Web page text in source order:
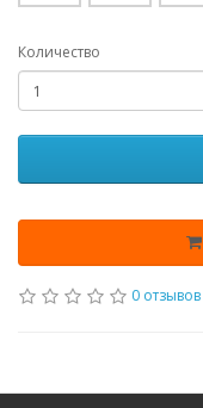
Количество
0 отзывов